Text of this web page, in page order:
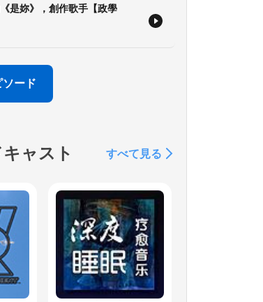
是妳》，創作歌手【政學
ード
ャスト すべて見る